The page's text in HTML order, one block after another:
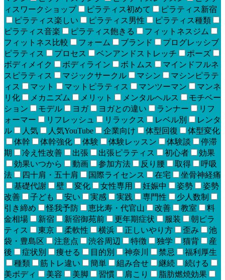
ィスワークショップ
ピラティス初めて
ピラティス新宿
ピラティス楽しい
ピラティス男性
ピラティス種類
ピラティス音楽
ピラティス飽きる
フィットネスジム
フィットネス比較
フォーム ブランド
プログレッシブ
ピラティス
プロセス ベンアンドストレッチ
ポーズ
ボディメイク
ボディライン ボトムス
マインドフルネ
スピラティス
マジックサークル マシン
マシンピラテ
ィス
マット マットピラティス マンツーマン
マンネ
リ化
メカニズム メリット メンタルヘルス
モチベー
ション
モデル ヨガ ヨガとの違い ランナー
リフ
ォーマー
リフレッシュ リラックス レベル別
レンタ
ル
人気 人気YouTube 企業向け 体型回復
体型変化
体幹
体幹強化 体験 体験レッスン 体験談
停滞
期
冷え性改善 出張 出張ピラティス 初心者
効果
効果いつから
動画 参加方法 反り腰 取得
呼吸
法
四十肩・五十肩 国際ライセンス 在宅
坐骨神経痛
基礎代謝
壁 変化 女性専用 妊娠中 姿勢
姿勢
改善
子ども 安い 実感 実践 専門性
少人数制
引き締め
怪我予防 恵比寿・代官山 改善 教室
料
金相場
新宿 新宿御苑前 更年期症状 服装
朝ピラ
ティス
東京 柔軟性 横浜 正しいやり方 歪み
池
袋・豊島区
注意点 渋谷周辺 特徴 独学 猫背
産
後
症状別 痩せる 目的別 神奈川 禁忌
福利厚生
種類
筋トレ違い 簡単 組み合せ 継続
続ける
美ボディ
美容 美脚 習慣 肩こり
脂肪燃焼効果